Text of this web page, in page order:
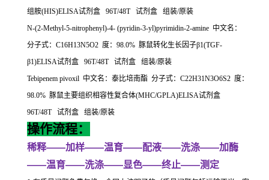
组胺(HIS)ELISA试剂盒 96T/48T 试剂盒 组装/原装
N-(2-Methyl-5-nitrophenyl)-4- (pyridin-3-yl)pyrimidin-2-amine 中文名：
分子式： C16H13N5O2 度： 98.0% 豚鼠转化生长因子β1(TGF-
β1)ELISA试剂盒 96T/48T 试剂盒 组装/原装
Tebipenem pivoxil 中文名：泰比培南酯 分子式： C22H31N3O6S2 度：
98.0% 豚鼠主要组织相容性复合体(MHC/GPLA)ELISA试剂盒
96T/48T 试剂盒 组装/原装
操作流程：
稀释——加样——温育——配液——洗涤——加酶
——温育——洗涤——显色——终止——测定